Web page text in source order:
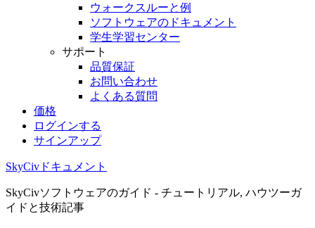
ウォークスルーと例
ソフトウェアのドキュメント
学生学習センター
サポート
品質保証
お問い合わせ
よくある質問
価格
ログインする
サインアップ
SkyCivドキュメント
SkyCivソフトウェアのガイド - チュートリアル, ハウツーガ
イドと技術記事